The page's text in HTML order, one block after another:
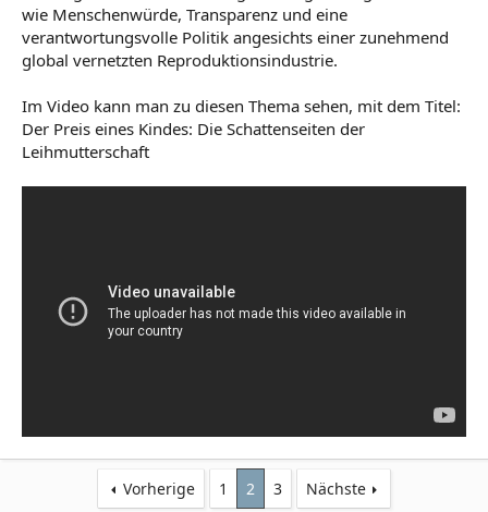
wie Menschenwürde, Transparenz und eine
verantwortungsvolle Politik angesichts einer zunehmend
global vernetzten Reproduktionsindustrie.
Im Video kann man zu diesen Thema sehen, mit dem Titel:
Der Preis eines Kindes: Die Schattenseiten der
Leihmutterschaft
Vorherige 1 2 3 Nächste